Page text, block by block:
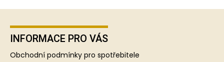
Z
INFORMACE PRO VÁS
Obchodní podmínky pro spotřebitele